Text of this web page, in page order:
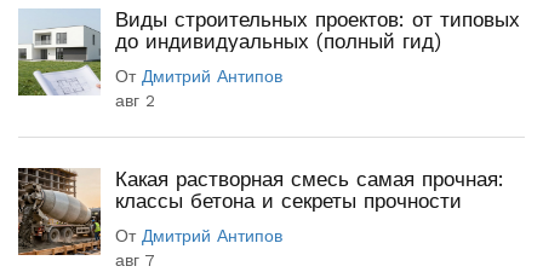
Виды строительных проектов: от типовых
до индивидуальных (полный гид)
От Дмитрий Антипов
авг 2
Какая растворная смесь самая прочная:
классы бетона и секреты прочности
От Дмитрий Антипов
авг 7